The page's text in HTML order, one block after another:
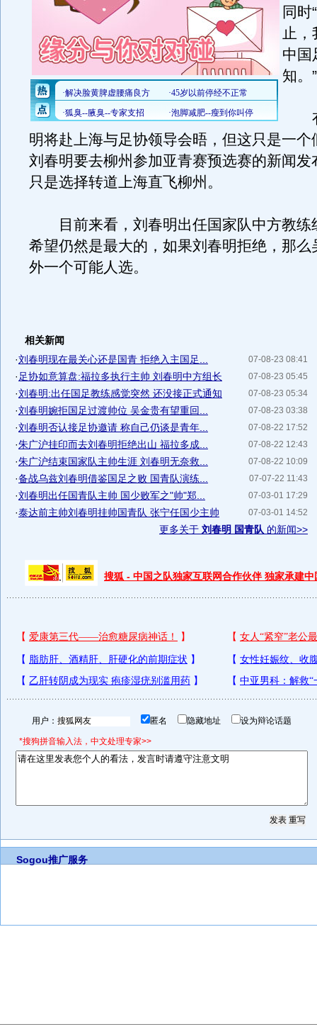
同时
止，
中国
知。”
有
明将赴上海与足协领导会晤，但这只是一个
刘春明要去柳州参加亚青赛预选赛的新闻发
只是选择转道上海直飞柳州。
目前来看，刘春明出任国家队中方教练
希望仍然是最大的，如果刘春明拒绝，那么
外一个可能人选。
相关新闻
07-08-23 08:41
·刘春明现在最关心还是国青 拒绝入主国足...
07-08-23 05:45
· 足协如意算盘:福拉多执行主帅 刘春明中方组长
07-08-23 05:34
·刘春明:出任国足教练感觉突然 还没接正式通知
07-08-23 03:38
·刘春明婉拒国足过渡帅位 吴金贵有望重回...
07-08-22 17:52
·刘春明否认接足协邀请 称自己仍谈是青年...
07-08-22 12:43
·朱广沪挂印而去刘春明拒绝出山 福拉多成...
07-08-22 10:09
·朱广沪结束国家队主帅生涯 刘春明无奈救...
07-07-22 11:43
·备战乌兹刘春明借鉴国足之败 国青队演练...
07-03-01 17:29
·刘春明出任国青队主帅 国少败军之"帅"郑...
07-03-01 14:52
·泰达前主帅刘春明挂帅国青队 张宁任国少主帅
更多关于 刘春明 国青队 的新闻>>
搜狐 - 中国之队独家互联网合作伙伴 独家承建中
用户： 匿名 隐藏地址 设为辩论话题
*搜狗拼音输入法，中文处理专家>>
Sogou推广服务